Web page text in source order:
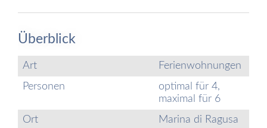
Überblick
Art
Ferienwohnungen
Personen
optimal für 4,
maximal für 6
Ort
Marina di Ragusa